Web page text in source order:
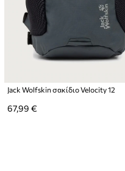
Jack Wolfskin σακίδιο Velocity 12
67,99 €